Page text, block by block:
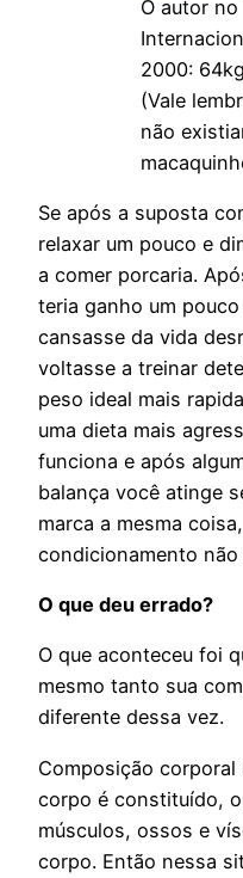
O autor
2000:
(Vale
não
Se após a suposta
relaxar um pouco e
a comer porcaria.
teria ganho um
cansasse da vida
voltasse a treinar
peso ideal mais
uma dieta mais
funciona e após
balança você atinge
marca a mesma
condicionamento não
O que deu errado?
O que aconteceu foi
mesmo tanto sua
diferente dessa vez.
Composição
corpo é constituído,
músculos, ossos e
corpo. Então nessa